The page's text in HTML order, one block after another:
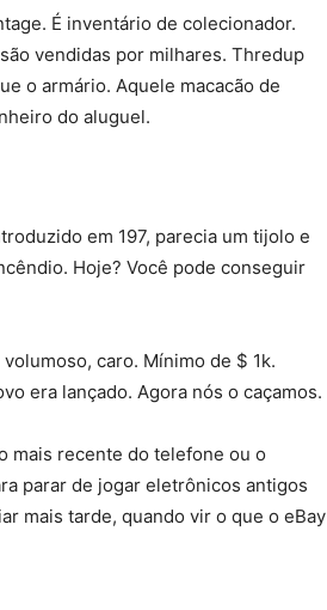
É inventário de colecionador.
vendidas por milhares. Thredup
o armário. Aquele macacão de
do aluguel.
em 197, parecia um tijolo e
Hoje? Você pode conseguir
caro. Mínimo de $ 1k.
era lançado. Agora nós o caçamos.
mais recente do telefone ou o
parar de jogar eletrônicos antigos
mais tarde, quando vir o que o eBay